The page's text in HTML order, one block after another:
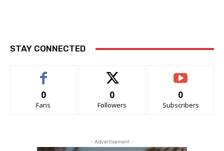
STAY CONNECTED
0
Fans
0
Followers
0
Subscribers
- Advertisement -